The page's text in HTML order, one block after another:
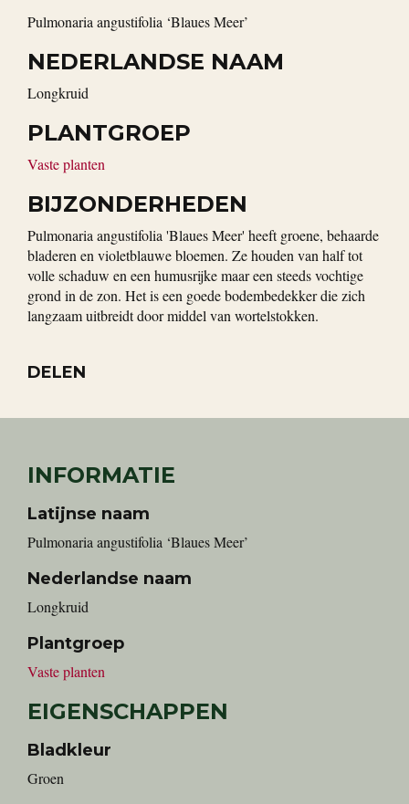
Pulmonaria angustifolia ‘Blaues Meer’
NEDERLANDSE NAAM
Longkruid
PLANTGROEP
Vaste planten
BIJZONDERHEDEN
Pulmonaria angustifolia 'Blaues Meer' heeft groene, behaarde
bladeren en violetblauwe bloemen. Ze houden van half tot
volle schaduw en een humusrijke maar een steeds vochtige
grond in de zon. Het is een goede bodembedekker die zich
langzaam uitbreidt door middel van wortelstokken.
DELEN
INFORMATIE
Latijnse naam
Pulmonaria angustifolia ‘Blaues Meer’
Nederlandse naam
Longkruid
Plantgroep
Vaste planten
EIGENSCHAPPEN
Bladkleur
Groen